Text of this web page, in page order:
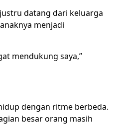
datang dari keluarga
menjadi
mendukung saya,”
dengan ritme berbeda.
besar orang masih